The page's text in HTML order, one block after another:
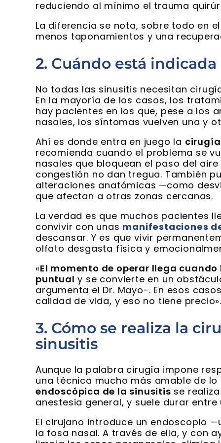
reduciendo al mínimo el trauma
La diferencia se nota, sobre todo en
menos taponamientos y una
2. Cuándo está
No todas las sinusitis necesitan
En la mayoría de los casos, los
hay pacientes en los que, pese a los
nasales, los síntomas vuelven una y
Ahí es donde entra en juego la
recomienda cuando el problema se
nasales que bloquean el paso del
congestión no dan tregua. También
alteraciones anatómicas —como
que afectan a otras zonas cercanas.
La verdad es que muchos pacientes
convivir con unas manifestaciones
descansar. Y es que vivir
olfato desgasta física y
«El momento de operar llega
puntual y se convierte en un
argumenta el Dr. Mayo-. En esos
calidad de vida, y eso no tiene precio».
3. Cómo se realiza la
sinusitis
Aunque la palabra cirugía impone
una técnica mucho más amable de
endoscópica de la sinusitis se
anestesia general, y suele durar entre
El cirujano introduce un endoscopio
la fosa nasal. A través de ella, y con